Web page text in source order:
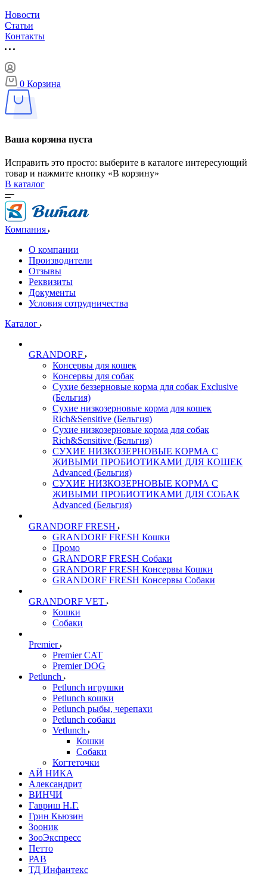
Новости
Статьи
Контакты
0 Корзина
Ваша корзина пуста
Исправить это просто: выберите в каталоге интересующий
товар и нажмите кнопку «В корзину»
В каталог
Компания
О компании
Производители
Отзывы
Реквизиты
Документы
Условия сотрудничества
Каталог
GRANDORF
Консервы для кошек
Консервы для собак
Сухие беззерновые корма для собак Exclusive
(Бельгия)
Сухие низкозерновые корма для кошек
Rich&Sensitive (Бельгия)
Сухие низкозерновые корма для собак
Rich&Sensitive (Бельгия)
СУХИЕ НИЗКОЗЕРНОВЫЕ КОРМА С
ЖИВЫМИ ПРОБИОТИКАМИ ДЛЯ КОШЕК
Advanced (Бельгия)
СУХИЕ НИЗКОЗЕРНОВЫЕ КОРМА С
ЖИВЫМИ ПРОБИОТИКАМИ ДЛЯ СОБАК
Advanced (Бельгия)
GRANDORF FRESH
GRANDORF FRESH Кошки
Промо
GRANDORF FRESH Собаки
GRANDORF FRESH Консервы Кошки
GRANDORF FRESH Консервы Собаки
GRANDORF VET
Кошки
Собаки
Premier
Premier CAT
Premier DOG
Petlunch
Petlunch игрушки
Petlunch кошки
Petlunch рыбы, черепахи
Petlunch собаки
Vetlunch
Кошки
Собаки
Когтеточки
АЙ НИКА
Александрит
ВИНЧИ
Гавриш Н.Г.
Грин Кьюзин
Зооник
ЗооЭкспресс
Петто
РАВ
ТД Инфантекс